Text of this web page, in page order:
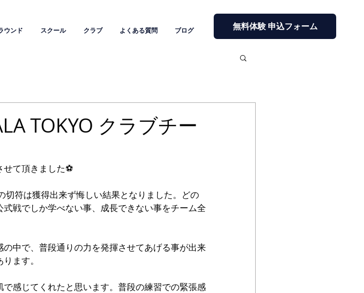
ウンド スクール クラブ よくある質問 ブログ 無料体験 申込フォーム
TOKYO クラブチー
て頂きました⚽️
切符は獲得出来ず悔しい結果となりました。どの
戦でしか学べない事、成長できない事をチーム全
中で、普段通りの力を発揮させてあげる事が出来
ます。
感じてくれたと思います。普段の練習での緊張感